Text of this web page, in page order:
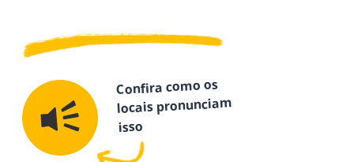
Confira como os
locais pronunciam
isso